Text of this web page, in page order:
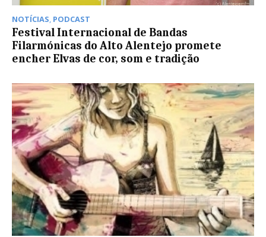
NOTÍCIAS, PODCAST
Festival Internacional de Bandas
Filarmónicas do Alto Alentejo promete
encher Elvas de cor, som e tradição